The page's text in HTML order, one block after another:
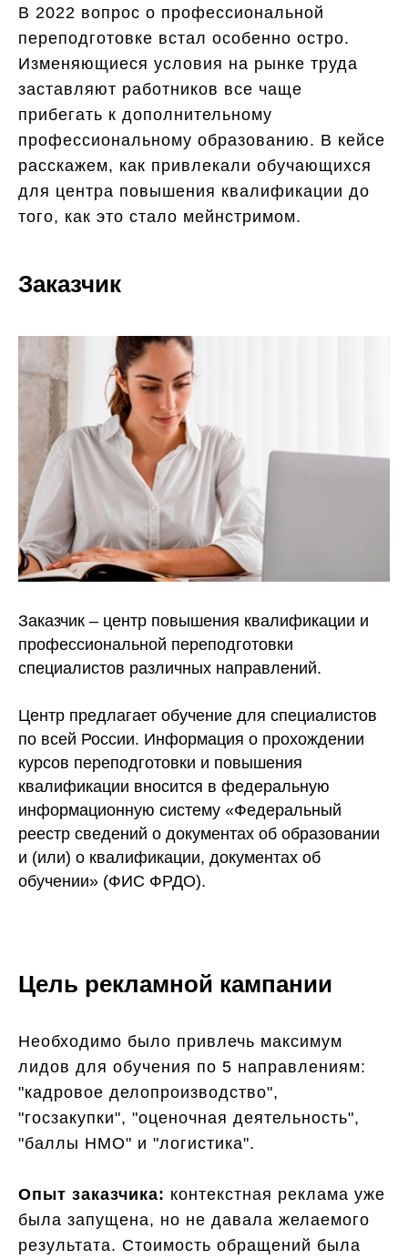
В 2022 вопрос о профессиональной
переподготовке встал особенно остро.
Изменяющиеся условия на рынке труда
заставляют работников все чаще
прибегать к дополнительному
профессиональному образованию. В кейсе
расскажем, как привлекали обучающихся
для центра повышения квалификации до
того, как это стало мейнстримом.
Заказчик
Заказчик – центр повышения квалификации и
профессиональной переподготовки
специалистов различных направлений.
Центр предлагает обучение для специалистов
по всей России. Информация о прохождении
курсов переподготовки и повышения
квалификации вносится в федеральную
информационную систему «Федеральный
реестр сведений о документах об образовании
и (или) о квалификации, документах об
обучении» (ФИС ФРДО).
Цель рекламной кампании
Необходимо было привлечь максимум
лидов для обучения по 5 направлениям:
"кадровое делопроизводство",
"госзакупки", "оценочная деятельность",
"баллы НМО" и "логистика".
Опыт заказчика: контекстная реклама уже
была запущена, но не давала желаемого
результата. Стоимость обращений была